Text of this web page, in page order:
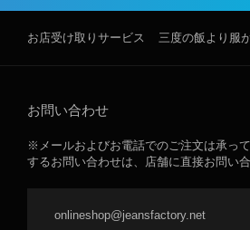
お店受け取りサービス 三度の飯より服
お問い合わせ
※メールおよびお電話でのご注文は承っ
するお問い合わせは、店舗に直接お問い合
onlineshop@jeansfactory.net